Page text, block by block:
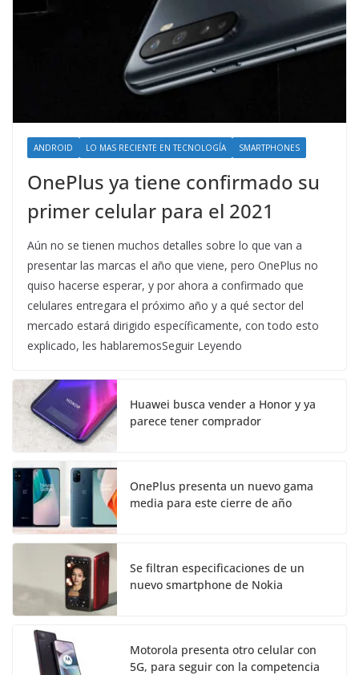
ANDROID LO MAS RECIENTE EN TECNOLOGÍA SMARTPHONES
OnePlus ya tiene confirmado su
primer celular para el 2021
Aún no se tienen muchos detalles sobre lo que van a
presentar las marcas el año que viene, pero OnePlus no
quiso hacerse esperar, y por ahora a confirmado que
celulares entregara el próximo año y a qué sector del
mercado estará dirigido específicamente, con todo esto
explicado, les hablaremosSeguir Leyendo
Huawei busca vender a Honor y ya
parece tener comprador
OnePlus presenta un nuevo gama
media para este cierre de año
Se filtran especificaciones de un
nuevo smartphone de Nokia
Motorola presenta otro celular con
5G, para seguir con la competencia